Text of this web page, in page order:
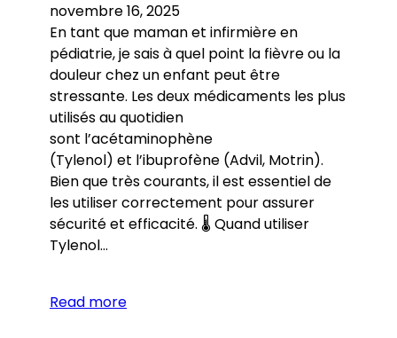
novembre 16, 2025
En tant que maman et infirmière en
pédiatrie, je sais à quel point la fièvre ou la
douleur chez un enfant peut être
stressante. Les deux médicaments les plus
utilisés au quotidien
sont l’acétaminophène
(Tylenol) et l’ibuprofène (Advil, Motrin).
Bien que très courants, il est essentiel de
les utiliser correctement pour assurer
sécurité et efficacité. 🌡️ Quand utiliser
Tylenol…
Read more